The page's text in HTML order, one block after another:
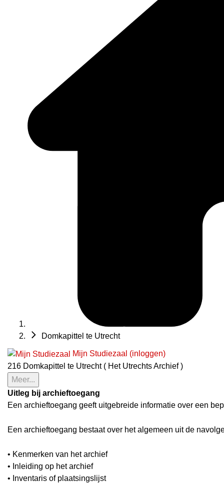
Domkapittel te Utrecht
Mijn Studiezaal (inloggen)
216 Domkapittel te Utrecht ( Het Utrechts Archief )
Meer...
Uitleg bij archieftoegang
Een archieftoegang geeft uitgebreide informatie over een
Een archieftoegang bestaat over het algemeen uit de
• Kenmerken van het archief
• Inleiding op het archief
• Inventaris of plaatsingslijst